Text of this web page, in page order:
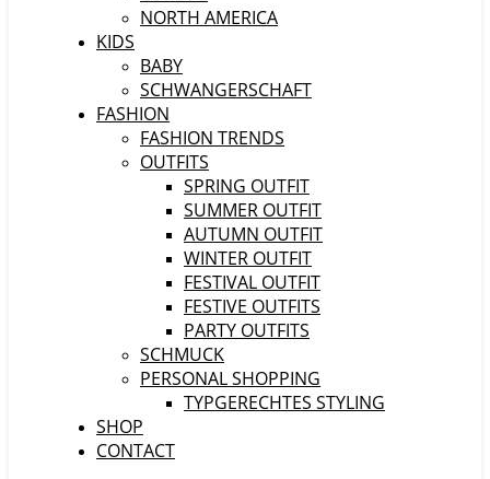
NORTH AMERICA
KIDS
BABY
SCHWANGERSCHAFT
FASHION
FASHION TRENDS
OUTFITS
SPRING OUTFIT
SUMMER OUTFIT
AUTUMN OUTFIT
WINTER OUTFIT
FESTIVAL OUTFIT
FESTIVE OUTFITS
PARTY OUTFITS
SCHMUCK
PERSONAL SHOPPING
TYPGERECHTES STYLING
SHOP
CONTACT